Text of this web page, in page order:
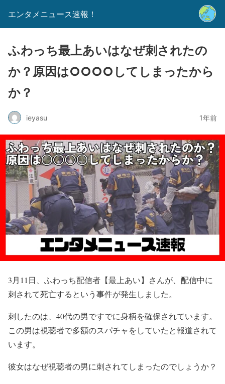
エンタメニュース速報！
ふわっち最上あいはなぜ刺されたの
か？原因は○○○○してしまったから
か？
ieyasu 1年前
3月11日、ふわっち配信者【最上あい】さんが、配信中に
刺されて死亡するという事件が発生しました。
刺したのは、40代の男ですでに身柄を確保されています。
この男は視聴者で多額のスパチャをしていたと報道されて
います。
彼女はなぜ視聴者の男に刺されてしまったのでしょうか？